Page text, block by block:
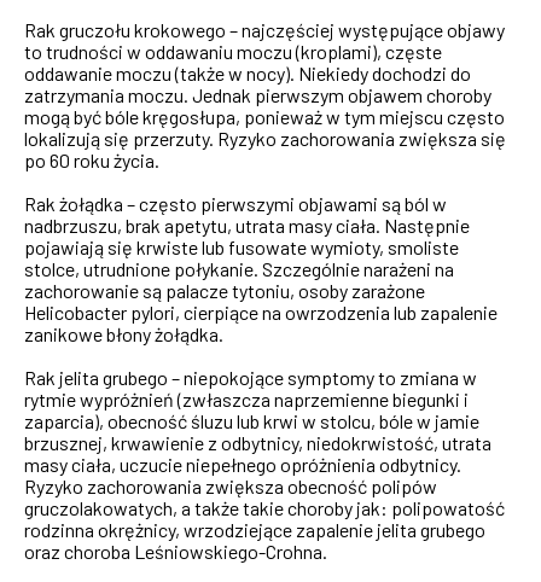
Rak gruczołu krokowego – najczęściej występujące objawy
to trudności w oddawaniu moczu (kroplami), częste
oddawanie moczu (także w nocy). Niekiedy dochodzi do
zatrzymania moczu. Jednak pierwszym objawem choroby
mogą być bóle kręgosłupa, ponieważ w tym miejscu często
lokalizują się przerzuty. Ryzyko zachorowania zwiększa się
po 60 roku życia.
Rak żołądka – często pierwszymi objawami są ból w
nadbrzuszu, brak apetytu, utrata masy ciała. Następnie
pojawiają się krwiste lub fusowate wymioty, smoliste
stolce, utrudnione połykanie. Szczególnie narażeni na
zachorowanie są palacze tytoniu, osoby zarażone
Helicobacter pylori, cierpiące na owrzodzenia lub zapalenie
zanikowe błony żołądka.
Rak jelita grubego – niepokojące symptomy to zmiana w
rytmie wypróżnień (zwłaszcza naprzemienne biegunki i
zaparcia), obecność śluzu lub krwi w stolcu, bóle w jamie
brzusznej, krwawienie z odbytnicy, niedokrwistość, utrata
masy ciała, uczucie niepełnego opróżnienia odbytnicy.
Ryzyko zachorowania zwiększa obecność polipów
gruczolakowatych, a także takie choroby jak: polipowatość
rodzinna okrężnicy, wrzodziejące zapalenie jelita grubego
oraz choroba Leśniowskiego-Crohna.